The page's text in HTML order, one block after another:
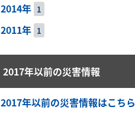
2014年 1
2011年 1
2017年以前の災害情報
2017年以前の災害情報はこちら